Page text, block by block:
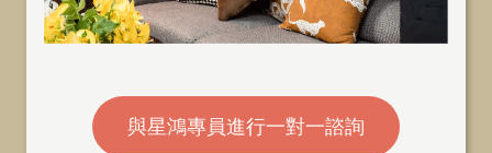
與星鴻專員進行一對一諮詢